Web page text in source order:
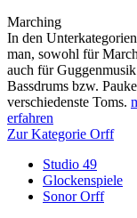
Marching
In den
man, sowohl für
auch für
Bassdrums bzw.
verschiedenste Toms.
erfahren
Zur Kategorie Orff
Studio 49
Glockenspiele
Sonor Orff